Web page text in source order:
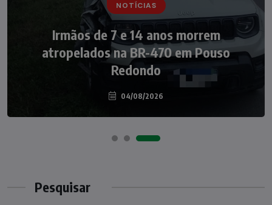
NOTÍCIAS
Irmãos de 7 e 14 anos morrem
atropelados na BR-470 em Pouso
Redondo
04/08/2026
NOTÍCIAS
Nádia Menegazzi leva o nome de Taió ao
palco do Programa Silvio Santos
07/08/2026
Pesquisar